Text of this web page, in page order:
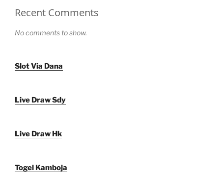
Recent Comments
No comments to show.
Slot Via Dana
Live Draw Sdy
Live Draw Hk
Togel Kamboja